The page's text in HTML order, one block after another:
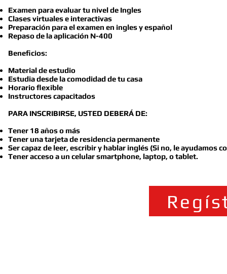
Examen para evaluar tu nivel de Ingles
Clases virtuales e interactivas
Preparación para el examen en ingles y español
Repaso de la aplicación N-400
Beneficios:
Material de estudio
Estudia desde la comodidad de tu casa
Horario flexible
Instructores capacitados
PARA INSCRIBIRSE, USTED DEBERÁ DE:
Tener 18 años o más
Tener una tarjeta de residencia permanente
Ser capaz de leer, escribir y hablar inglés (Si no, le ayudamos
Tener acceso a un celular smartphone, laptop, o tablet.